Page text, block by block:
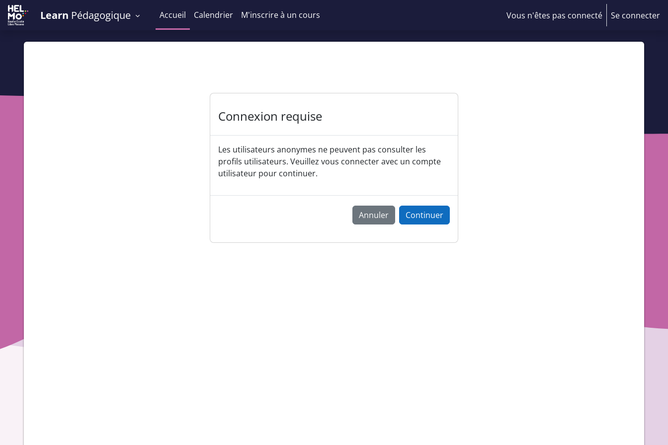
Passer au contenu principal
Learn Pédagogique Accueil Calendrier M'inscrire à un cours Vous n'êtes pas connecté Se connecter
Connexion requise
Les utilisateurs anonymes ne peuvent pas consulter les
profils utilisateurs. Veuillez vous connecter avec un compte
utilisateur pour continuer.
Annuler Continuer